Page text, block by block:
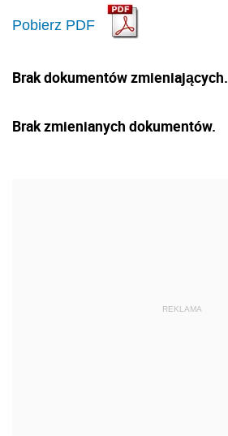
Pobierz PDF
Brak dokumentów zmieniających.
Brak zmienianych dokumentów.